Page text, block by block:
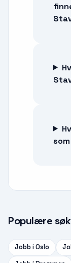
Populære
Jobb iOslo